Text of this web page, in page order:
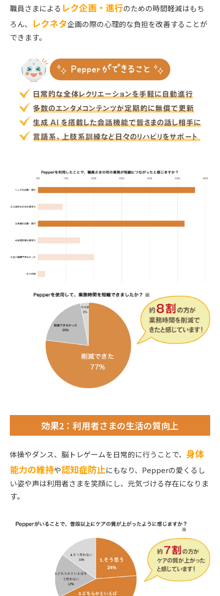
職員さまによる レク企画・進行のための時間軽減はもち
ろん、
レクネタ企画の際の心理的な負担を改善することが
できます。
効果2：利用者さまの生活の質向上
体操やダンス、脳トレゲームを日常的に行うことで、 身体
能力の維持や認知症防止にもなり、Pepperの愛くるし
い姿や声は利用者さまを笑顔にし、元気づける存在になりま
す。